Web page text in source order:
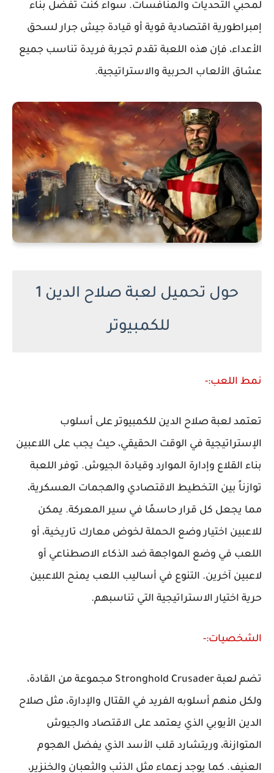
لمحبي التحديات والمنافسات. سواء كنت تفضل بناء
إمبراطورية اقتصادية قوية أو قيادة جيش جرار لسحق
الأعداء، فإن هذه اللعبة تقدم تجربة فريدة تناسب جميع
عشاق الألعاب الحربية والاستراتيجية.
حول تحميل لعبة صلاح الدين 1
للكمبيوتر
نمط اللعب:-
تعتمد لعبة صلاح الدين للكمبيوتر على أسلوب
الإستراتيجية في الوقت الحقيقي، حيث يجب على اللاعبين
بناء القلاع وإدارة الموارد وقيادة الجيوش. توفر اللعبة
توازناً بين التخطيط الاقتصادي والهجمات العسكرية،
مما يجعل كل قرار حاسمًا في سير المعركة. يمكن
للاعبين اختيار وضع الحملة لخوض معارك تاريخية، أو
اللعب في وضع المواجهة ضد الذكاء الاصطناعي أو
لاعبين آخرين. التنوع في أساليب اللعب يمنح اللاعبين
حرية اختيار الاستراتيجية التي تناسبهم.
الشخصيات:-
تضم لعبة Stronghold Crusader مجموعة من القادة،
ولكل منهم أسلوبه الفريد في القتال والإدارة، مثل صلاح
الدين الأيوبي الذي يعتمد على الاقتصاد والجيوش
المتوازنة، وريتشارد قلب الأسد الذي يفضل الهجوم
العنيف. كما يوجد زعماء مثل الذئب والثعبان والخنزير،